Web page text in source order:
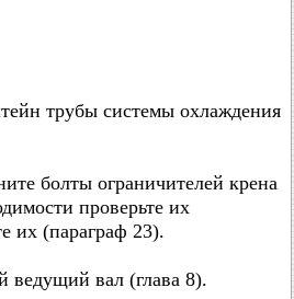
трубы системы охлаждения
болты ограничителей крена
проверьте их
их (параграф 23).
ведущий вал (глава 8).